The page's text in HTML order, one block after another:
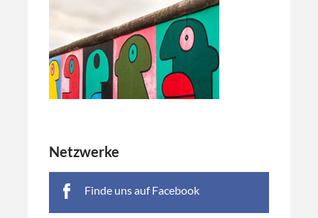
Netzwerke
Finde uns auf Facebook